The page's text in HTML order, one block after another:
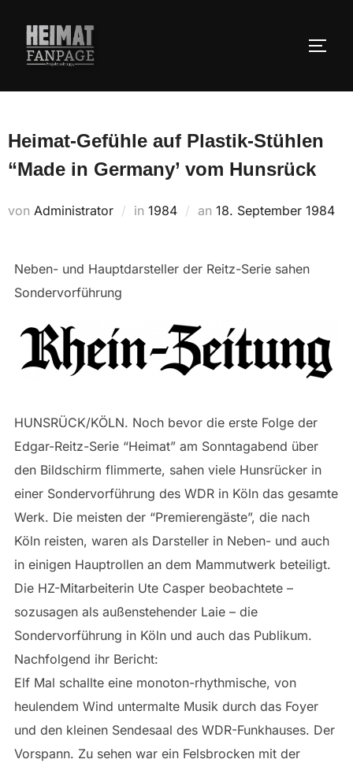
Inhalt
springen
Heimat-Gefühle auf Plastik-Stühlen
“Made in Germany’ vom Hunsrück
von Administrator in 1984 an Veröffentlicht
18. September 1984
Neben- und Hauptdarsteller der Reitz-Serie sahen
Sondervorführung
HUNSRÜCK/KÖLN. Noch bevor die erste Folge der
Edgar-Reitz-Serie “Heimat” am Sonntagabend über
den Bildschirm flimmerte, sahen viele Hunsrücker in
einer Sondervorführung des WDR in Köln das gesamte
Werk. Die meisten der “Premierengäste”, die nach
Köln reisten, waren als Darsteller in Neben- und auch
in einigen Hauptrollen an dem Mammutwerk beteiligt.
Die HZ-Mitarbeiterin Ute Casper beobachtete –
sozusagen als außenstehender Laie – die
Sondervorführung in Köln und auch das Publikum.
Nachfolgend ihr Bericht:
Elf Mal schallte eine monoton-rhythmische, von
heulendem Wind untermalte Musik durch das Foyer
und den kleinen Sendesaal des WDR-Funkhauses. Der
Vorspann. Zu sehen war ein Felsbrocken mit der